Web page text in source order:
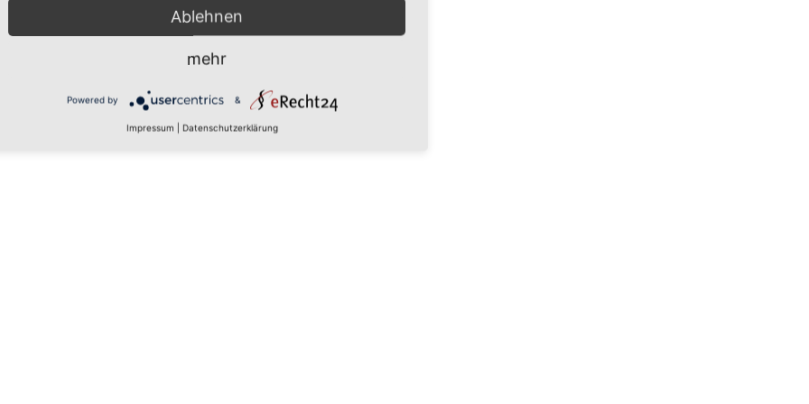
Ablehnen
mehr
Powered by &
Impressum Datenschutzerklärung